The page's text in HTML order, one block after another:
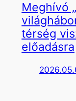
Meghívó
térség
előadásra